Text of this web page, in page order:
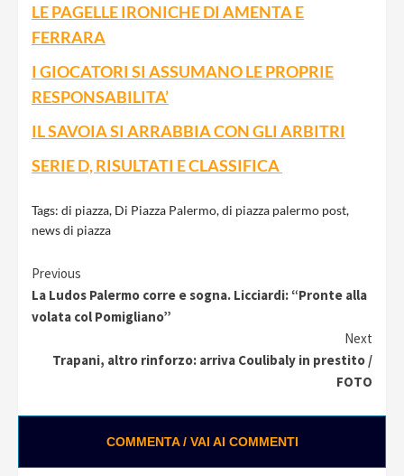
LE PAGELLE IRONICHE DI AMENTA E
FERRARA
I GIOCATORI SI ASSUMANO LE PROPRIE
RESPONSABILITA’
IL SAVOIA SI ARRABBIA CON GLI ARBITRI
SERIE D, RISULTATI E CLASSIFICA
Tags: di piazza, Di Piazza Palermo,di piazza palermo post,
news di piazza
Continue
Reading
Previous
La Ludos Palermo corre e sogna. Licciardi: “Pronte alla
volata col Pomigliano”
Next
Trapani, altro rinforzo: arriva Coulibaly in prestito /
FOTO
COMMENTA / VAI AI COMMENTI